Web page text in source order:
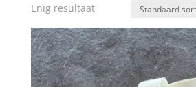
Enig resultaat